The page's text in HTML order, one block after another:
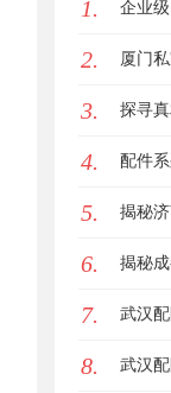
1. 企业
2. 厦门
者
3. 探寻
析
4. 配件
5. 揭秘
服务
6. 揭秘
服务
7. 武汉
8. 武汉